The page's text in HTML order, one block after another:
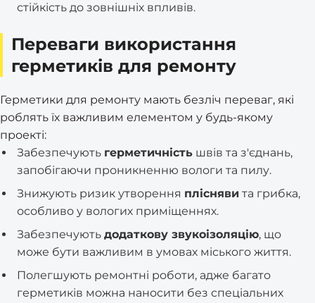
стійкість до зовнішніх впливів.
Переваги використання
герметиків для ремонту
Герметики для ремонту мають безліч переваг, які
роблять їх важливим елементом у будь-якому
проекті:
Забезпечують герметичність швів та з'єднань,
запобігаючи проникненню вологи та пилу.
Знижують ризик утворення плісняви та грибка,
особливо у вологих приміщеннях.
Забезпечують додаткову звукоізоляцію, що
може бути важливим в умовах міського життя.
Полегшують ремонтні роботи, адже багато
герметиків можна наносити без спеціальних